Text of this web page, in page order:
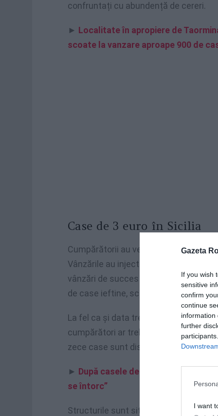
Gazeta
If you wish
sensitive
confirm
continue
information
further
I want
confruntați cu abundență de cereri.
► Localitate în apropiere de
scoate la vanzare aproape 900 de
Case de 3 euro în Sicilia
Cumpărătorii au venit chiar de foarte
Vânzările au injectat aproximativ
vânzări de succes în 2019 și 2021,
de case ieftine, scrie
euronews.
La fel ca și data trecută, totuși,
cumpărători ar trebui să fie
zece case sunt disponibile la prețul
► După casele de 1 euro, vin casele
se întorc”
Structurile sunt situate în vechiul